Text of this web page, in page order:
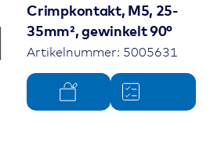
Crimpkontakt, M5, 25-
35mm², gewinkelt 90°
Artikelnummer: 5005631